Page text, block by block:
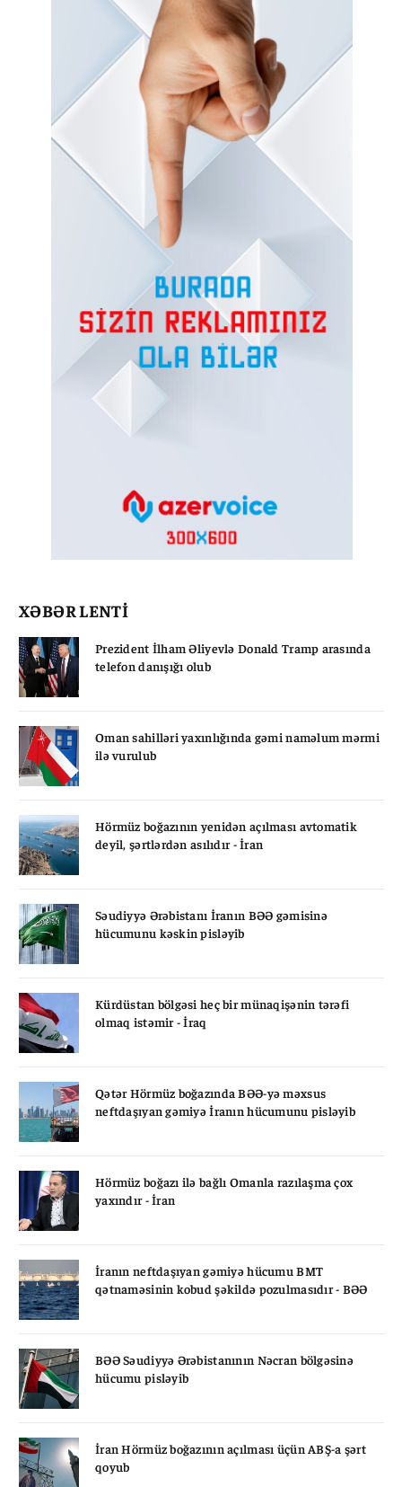
XƏBƏR LENTİ
Prezident İlham Əliyevlə Donald Tramp arasında
telefon danışığı olub
Oman sahilləri yaxınlığında gəmi naməlum mərmi
ilə vurulub
Hörmüz boğazının yenidən açılması avtomatik
deyil, şərtlərdən asılıdır - İran
Səudiyyə Ərəbistanı İranın BƏƏ gəmisinə
hücumunu kəskin pisləyib
Kürdüstan bölgəsi heç bir münaqişənin tərəfi
olmaq istəmir - İraq
Qətər Hörmüz boğazında BƏƏ-yə məxsus
neftdaşıyan gəmiyə İranın hücumunu pisləyib
Hörmüz boğazı ilə bağlı Omanla razılaşma çox
yaxındır - İran
İranın neftdaşıyan gəmiyə hücumu BMT
qətnaməsinin kobud şəkildə pozulmasıdır - BƏƏ
BƏƏ Səudiyyə Ərəbistanının Nəcran bölgəsinə
hücumu pisləyib
İran Hörmüz boğazının açılması üçün ABŞ-a şərt
qoyub